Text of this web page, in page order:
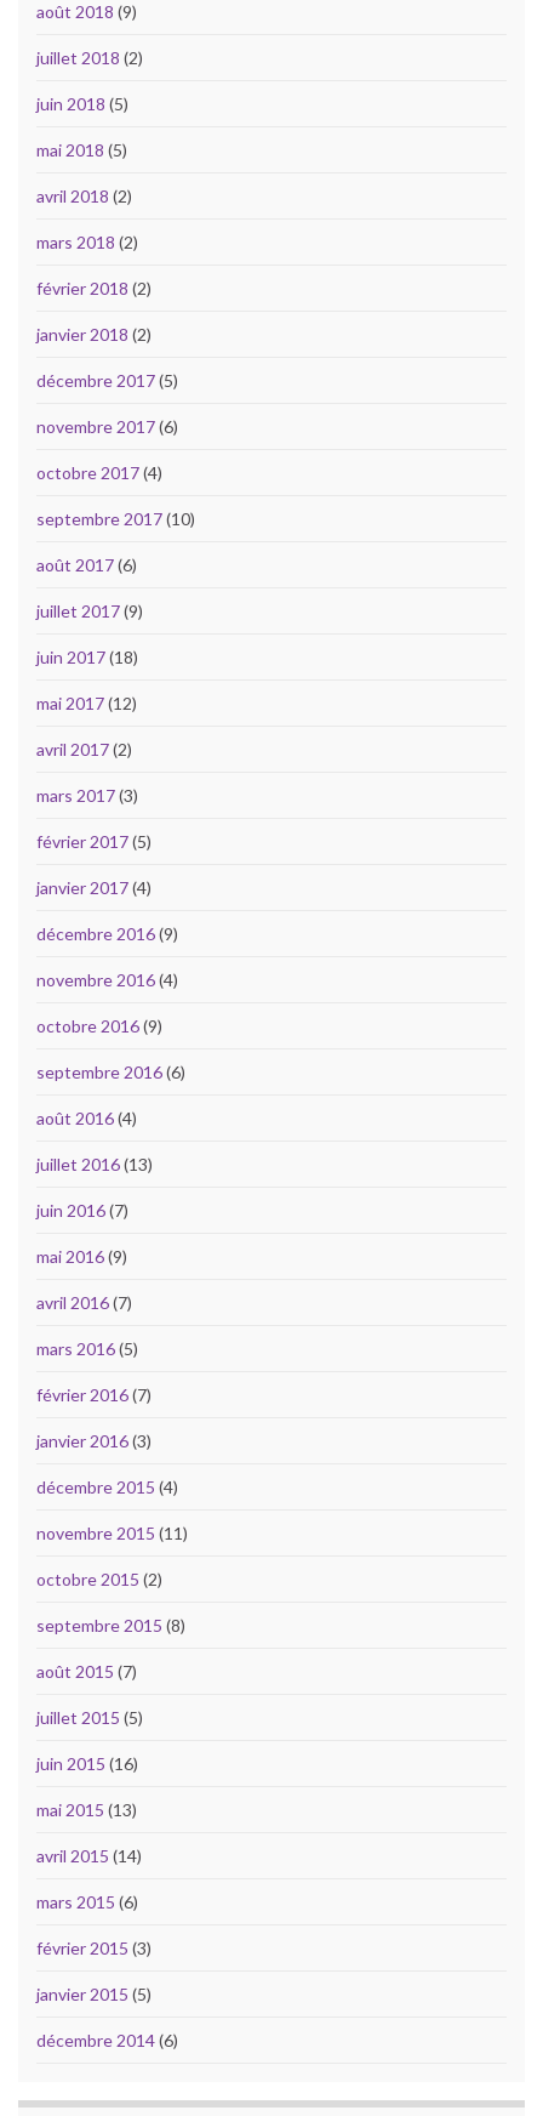
août 2018 (9)
juillet 2018 (2)
juin 2018 (5)
mai 2018 (5)
avril 2018 (2)
mars 2018 (2)
février 2018 (2)
janvier 2018 (2)
décembre 2017(5)
novembre 2017(6)
octobre 2017(4)
septembre 2017(10)
août 2017(6)
juillet 2017(9)
juin 2017(18)
mai 2017(12)
avril 2017(2)
mars 2017(3)
février 2017(5)
janvier 2017(4)
décembre 2016(9)
novembre 2016(4)
octobre 2016(9)
septembre 2016(6)
août 2016(4)
juillet 2016(13)
juin 2016(7)
mai 2016(9)
avril 2016(7)
mars 2016(5)
février 2016(7)
janvier 2016(3)
décembre 2015 (4)
novembre 2015 (11)
octobre 2015 (2)
septembre 2015 (8)
août 2015 (7)
juillet 2015 (5)
juin 2015 (16)
mai 2015 (13)
avril 2015 (14)
mars 2015 (6)
février 2015 (3)
janvier 2015 (5)
décembre 2014(6)